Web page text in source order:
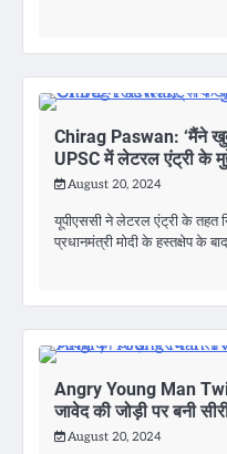
Chirag Paswan: ‘मैंने खुद
UPSC में लेटरल एंट्री के
August 20, 2024
यूपीएससी ने लेटरल एंट्री के तहत
प्रधानमंत्री मोदी के हस्तक्षेप के
Angry Young Man
जावेद की जोड़ी पर बनी
August 20, 2024